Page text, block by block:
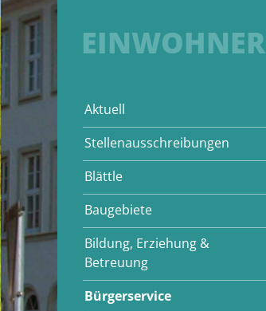
EINWOHNER
Aktuell
Stellenausschreibungen
Blättle
Baugebiete
Bildung, Erziehung &
Betreuung
Bürgerservice